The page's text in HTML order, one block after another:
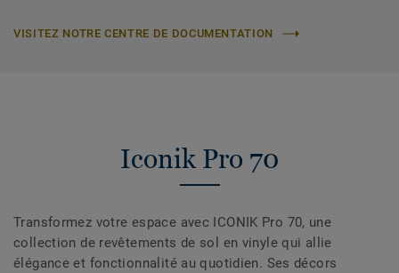
VISITEZ NOTRE CENTRE DE DOCUMENTATION
Iconik Pro 70
Transformez votre espace avec ICONIK Pro 70, une
collection de revêtements de sol en vinyle qui allie
élégance et fonctionnalité au quotidien. Ses décors